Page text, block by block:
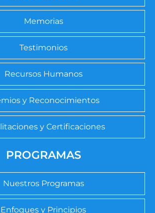
Memorias
Testimonios
Recursos Humanos
y Reconocimientos
y Certificaciones
PROGRAMAS
Nuestros Programas
Enfoques y Principios